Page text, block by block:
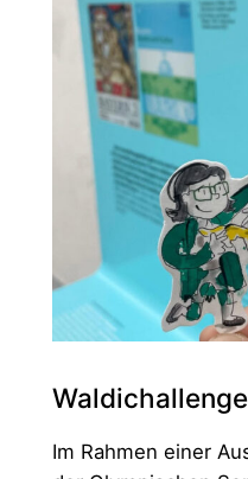
Waldichallenge
Im Rahmen einer